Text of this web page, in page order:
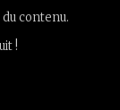
contenu.
!